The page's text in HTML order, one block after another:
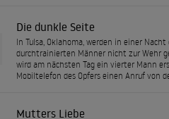
Die dunkle Seite
In Tulsa, Oklahoma, werden in einer
durchtrainierten Männer nicht zur Wehr
wird am nächsten Tag ein vierter Mann
Mobiltelefon des Opfers einen Anruf von
Mutters Liebe